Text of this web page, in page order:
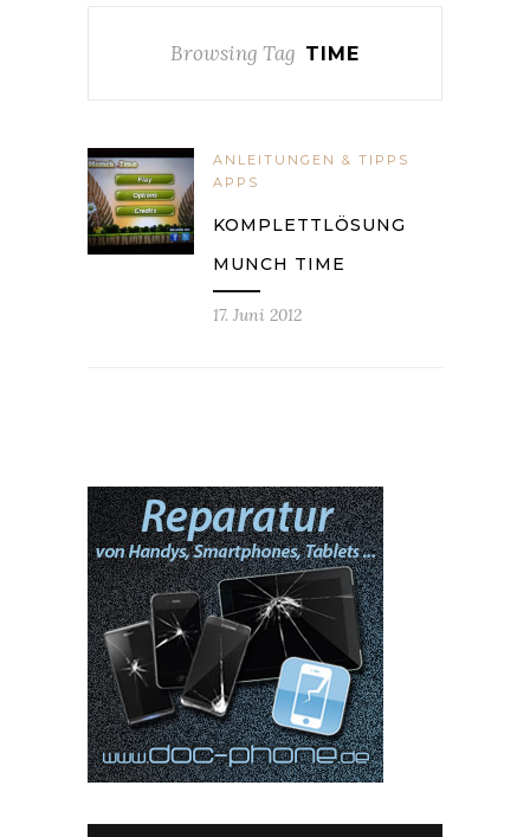
Browsing Tag TIME
ANLEITUNGEN & TIPPS
APPS
KOMPLETTLÖSUNG
MUNCH TIME
17. Juni 2012